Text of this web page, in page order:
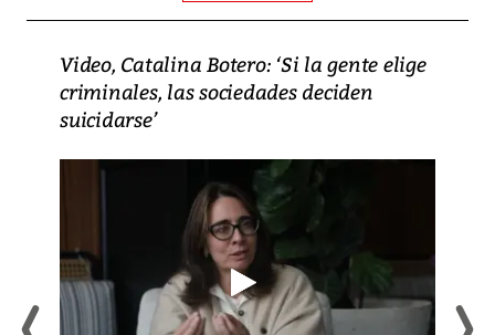
Video, Catalina Botero: ‘Si la gente elige
criminales, las sociedades deciden
suicidarse’